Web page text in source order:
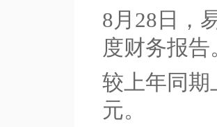
8月28日，
度财务报
较上年同期
元。